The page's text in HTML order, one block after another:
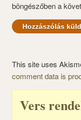
böngészőben a
This site uses
comment data is
Vers